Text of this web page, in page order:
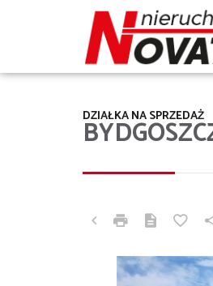
DZIAŁKA NA SPRZEDAŻ